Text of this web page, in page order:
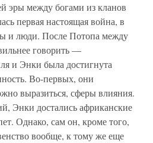
эры между богами из кланов
первая настоящая война, в
и люди. После Потопа между
говорить —
и Энки была достигнута
Во-первых, они
выразиться, сферы влияния.
Энки достались африканские
Однако, сам он, кроме того,
вообще, к тому же еще